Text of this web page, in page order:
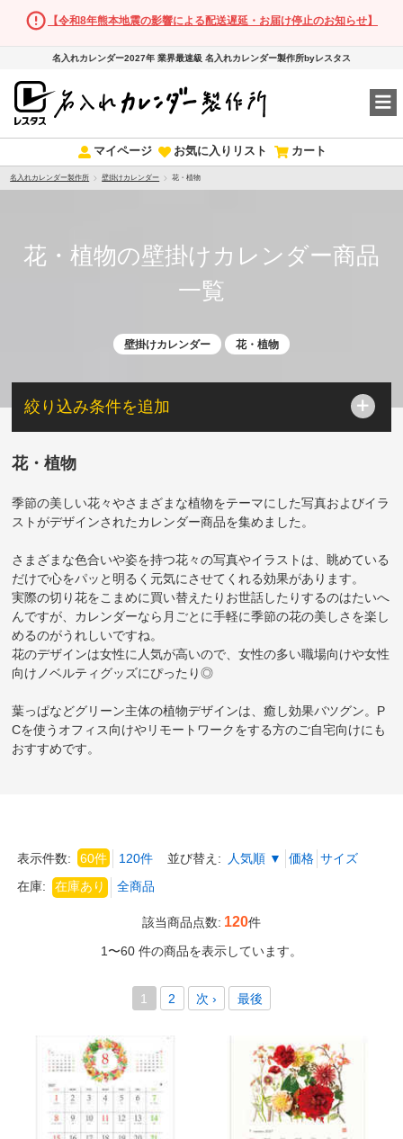
【令和8年熊本地震の影響による配送遅延・お届け停止のお知らせ】
名入れカレンダー2027年 業界最速級 名入れカレンダー製作所byレスタス
マイページ お気に入りリスト カート
名入れカレンダー製作所 壁掛けカレンダー 花・植物
花・植物の壁掛けカレンダー商品
一覧
壁掛けカレンダー 花・植物
絞り込み条件を追加
花・植物
季節の美しい花々やさまざまな植物をテーマにした写真およびイラ
ストがデザインされたカレンダー商品を集めました。
さまざまな色合いや姿を持つ花々の写真やイラストは、眺めている
だけで心をパッと明るく元気にさせてくれる効果があります。
実際の切り花をこまめに買い替えたりお世話したりするのはたいへ
んですが、カレンダーなら月ごとに手軽に季節の花の美しさを楽し
めるのがうれしいですね。
花のデザインは女性に人気が高いので、女性の多い職場向けや女性
向けノベルティグッズにぴったり◎
葉っぱなどグリーン主体の植物デザインは、癒し効果バツグン。P
Cを使うオフィス向けやリモートワークをする方のご自宅向けにも
おすすめです。
表示件数: 60件 120件 並び替え: 人気順 ▼ 価格 サイズ
在庫:
該当商品点数: 120件
1〜60 件の商品を表示しています。
1 2 次 › 最後